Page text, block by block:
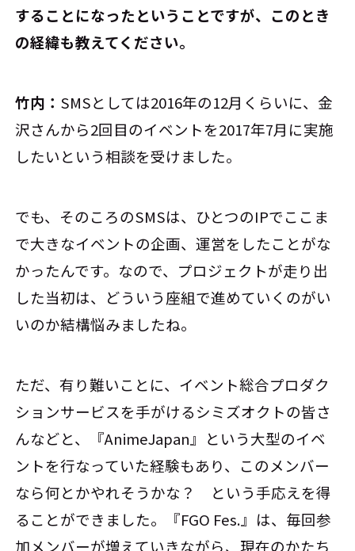
することになったということですが、このとき
の経緯も教えてください。
竹内： SMSとしては2016年の12月くらいに、金
沢さんから2回目のイベントを2017年7月に実施
したいという相談を受けました。
でも、そのころのSMSは、ひとつのIPでここま
で大きなイベントの企画、運営をしたことがな
かったんです。なので、プロジェクトが走り出
した当初は、どういう座組で進めていくのがい
いのか結構悩みましたね。
ただ、有り難いことに、イベント総合プロダク
ションサービスを手がけるシミズオクトの皆さ
んなどと、『AnimeJapan』という大型のイベ
ントを行なっていた経験もあり、このメンバー
なら何とかやれそうかな？ という手応えを得
ることができました。『FGO Fes.』は、毎回参
加メンバーが増えていきながら、現在のかたち